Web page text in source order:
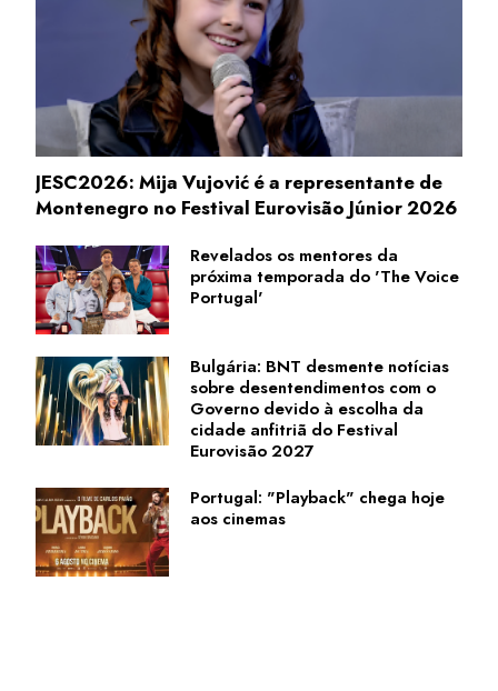
JESC2026: Mija Vujović é a representante de
Montenegro no Festival Eurovisão Júnior 2026
Revelados os mentores da
próxima temporada do 'The Voice
Portugal'
Bulgária: BNT desmente notícias
sobre desentendimentos com o
Governo devido à escolha da
cidade anfitriã do Festival
Eurovisão 2027
Portugal: "Playback" chega hoje
aos cinemas